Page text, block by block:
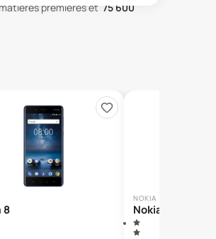
premièreset 75 600
8
NOKIA
Nokia 5.3